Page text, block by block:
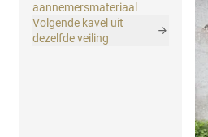
aannemersmateriaal
Volgende kavel uit
dezelfde veiling